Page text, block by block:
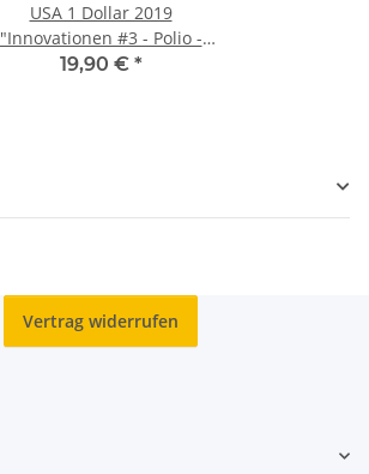
USA 1 Dollar 2019
"Innovationen #3 - Polio -
Pennsylvania" PP*
19,90 € *
Vertrag widerrufen